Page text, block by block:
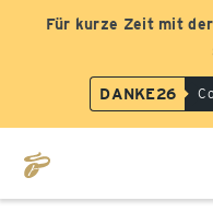
Für kurze Zeit mit
DANKE26